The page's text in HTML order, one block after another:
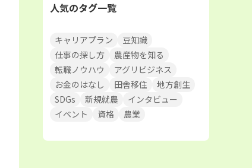
人気のタグ一覧
キャリアプラン
豆知識
仕事の探し方
農産物を知る
転職ノウハウ
アグリビジネス
お金のはなし
田舎移住
地方創生
SDGs
新規就農
インタビュー
イベント
資格 農業